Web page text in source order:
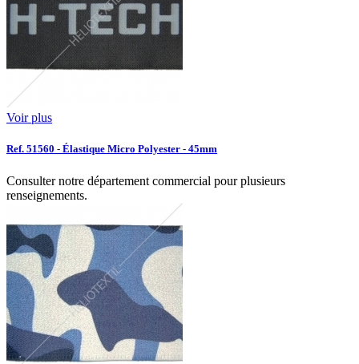
Voir plus
Ref. 51560 - Élastique Micro Polyester - 45mm
Consulter notre département commercial pour plusieurs
renseignements.